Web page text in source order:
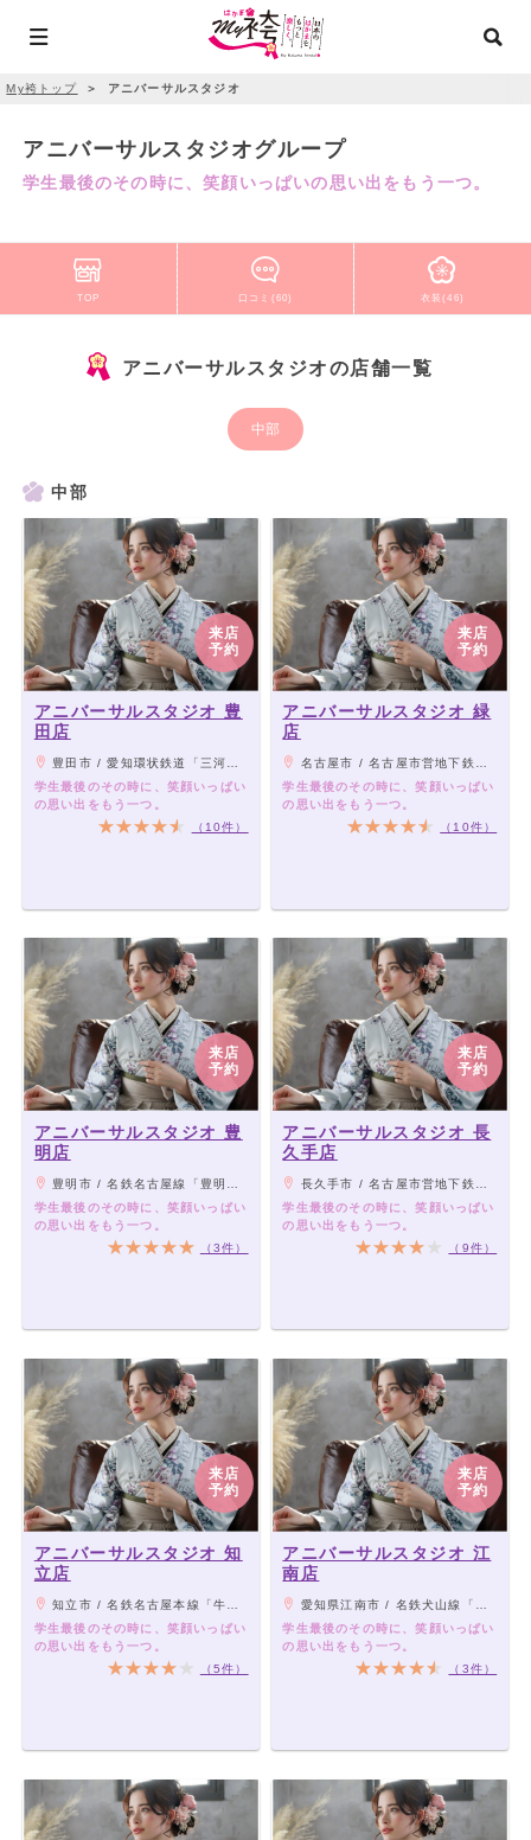
My袴トップ ＞ アニバーサルスタジオ
アニバーサルスタジオグループ
学生最後のその時に、笑顔いっぱいの思い出をもう一つ。
TOP 口コミ(60) 衣装(46)
アニバーサルスタジオの店舗一覧
中部
中部
来店
予約
アニバーサルスタジオ 豊
田店
豊田市 / 愛知環状鉄道「三河豊田駅」・名鉄三河線「土橋駅」よりバス「山之手小学校」下車徒歩1分
学生最後のその時に、笑顔いっぱい
の思い出をもう一つ。
（10件）
来店
予約
アニバーサルスタジオ 緑
店
名古屋市 / 名古屋市営地下鉄桜通線「徳重駅」よりバス「平手」下車徒歩1分、徒歩19分
学生最後のその時に、笑顔いっぱい
の思い出をもう一つ。
（10件）
来店
予約
アニバーサルスタジオ 豊
明店
豊明市 / 名鉄名古屋線「豊明駅」よりバス「吉池郵便局」下車、徒歩2分
学生最後のその時に、笑顔いっぱい
の思い出をもう一つ。
（3件）
来店
予約
アニバーサルスタジオ 長
久手店
長久手市 / 名古屋市営地下鉄東山線「藤が丘駅」より名鉄バス「長久手片平」下車徒歩1分
学生最後のその時に、笑顔いっぱい
の思い出をもう一つ。
（9件）
来店
予約
アニバーサルスタジオ 知
立店
知立市 / 名鉄名古屋本線「牛田駅」から徒歩13分
学生最後のその時に、笑顔いっぱい
の思い出をもう一つ。
（5件）
来店
予約
アニバーサルスタジオ 江
南店
愛知県江南市 / 名鉄犬山線「江南駅」より車10分、徒歩27分
学生最後のその時に、笑顔いっぱい
の思い出をもう一つ。
（3件）